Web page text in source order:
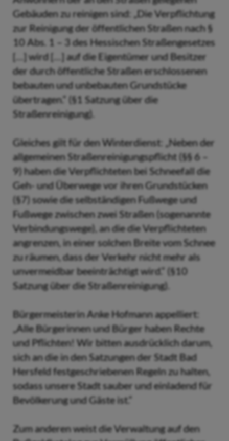
Gebäuden zu reinigen sind: „Die Verpflichtung
zur Reinigung der öffentlichen Straßen nach §
10 Abs. 1 – 3 des Hessischen Straßengesetzes
[…] wird […] auf die Eigentümer und Besitzer
der durch öffentliche Straßen erschlossenen
bebauten und unbebauten Grundstücke
übertragen.“ (§1 Satzung über die
Straßenreinigung).
Gleiches gilt für den Winterdienst: „Neben der
allgemeinen Straßenreinigungspflicht (§§ 6 –
9) haben die Verpflichteten bei Schneefall die
Geh- und Überwege vor ihren Grundstücken
(§7) sowie die selbständigen Fußwege und
Fußwege zwischen zwei Straßen (sogenannte
Verbindungswege), an die die Verpflichteten
angrenzen, in einer solchen Breite vom Schnee
zu räumen, dass der Verkehr nicht mehr als
unvermeidbar beeinträchtigt wird.“ (§10
Satzung über die Straßenreinigung).
Bürgermeisterin Anke Hofmann appelliert:
„Alle Bürgerinnen und Bürger haben Rechte
und Pflichten! Wir bitten ausdrücklich darum,
sich an die in den Satzungen der Stadt Bad
Hersfeld festgeschriebenen Regeln zu halten,
sodass unsere Stadt sauber und einladend für
Bevölkerung und Gäste ist.“
Zum anderen weist die Verwaltung auf den